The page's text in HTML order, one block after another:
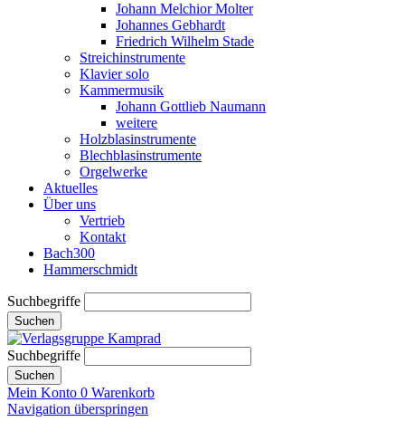
Johann Melchior Molter
Johannes Gebhardt
Friedrich Wilhelm Stade
Streichinstrumente
Klavier solo
Kammermusik
Johann Gottlieb Naumann
weitere
Holzblasinstrumente
Blechblasinstrumente
Orgelwerke
Aktuelles
Über uns
Vertrieb
Kontakt
Bach300
Hammerschmidt
Suchbegriffe
Suchen
Suchbegriffe
Suchen
Mein Konto 0 Warenkorb
Navigation überspringen